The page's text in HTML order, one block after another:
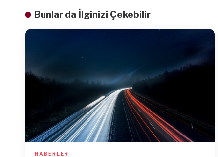
Bunlar da İlginizi Çekebilir
HABERLER